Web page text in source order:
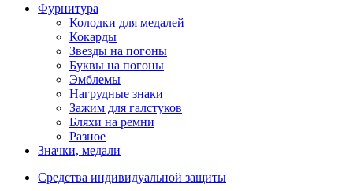
Фурнитура
Колодки для медалей
Кокарды
Звезды на погоны
Буквы на погоны
Эмблемы
Нагрудные знаки
Зажим для галстуков
Бляхи на ремни
Разное
Значки, медали
Средства индивидуальной защиты